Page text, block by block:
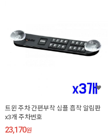
트윈 주차 간편부착 심플 흡착 알림판
x3개 주차번호
23,170원